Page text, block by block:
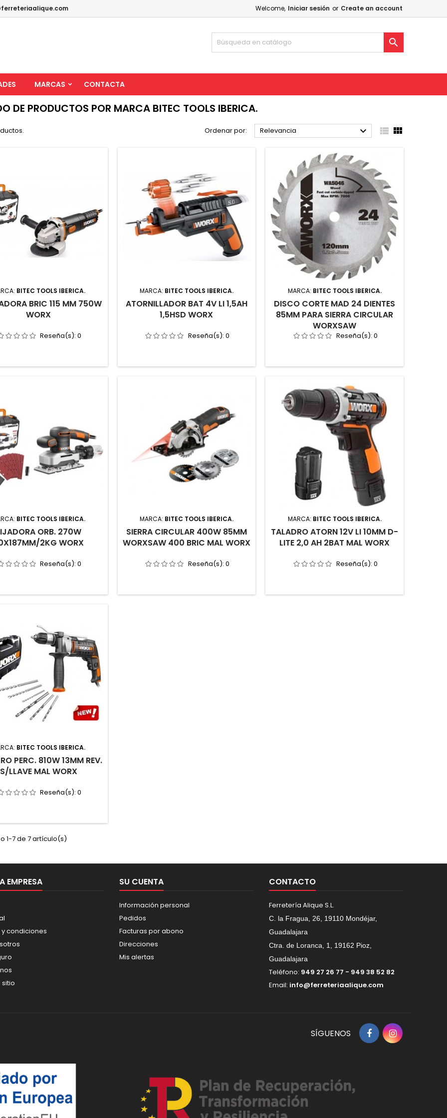
Welcome, Iniciar sesión or Create an account

MARCAS CONTACTA
DE PRODUCTOS POR MARCA BITEC TOOLS IBERICA.
Ordenar por: Relevancia   
BITEC TOOLS IBERICA.
BRIC 115 MM 750W
WORX
Reseña(s):0
MARCA: BITEC TOOLS IBERICA.
ATORNILLADOR BAT 4V LI 1,5AH
1,5HSD WORX
Reseña(s): 0
MARCA: BITEC TOOLS IBERICA.
DISCO CORTE MAD 24 DIENTES
85MM PARA SIERRA CIRCULAR
WORXSAW
Reseña(s): 0
BITEC TOOLS IBERICA.
ORB. 270W
2KG WORX
Reseña(s):0
MARCA: BITEC TOOLS IBERICA.
SIERRA CIRCULAR 400W 85MM
WORXSAW 400 BRIC MAL WORX
Reseña(s): 0
MARCA: BITEC TOOLS IBERICA.
TALADRO ATORN 12V LI 10MM D-
LITE 2,0 AH 2BAT MAL WORX
Reseña(s): 0
BITEC TOOLS IBERICA.
PERC. 810W 13MM REV.
S/LLAVE MAL WORX
Reseña(s):0
1-7 de 7 artículo(s)
EMPRESA
condiciones
SU CUENTA
Información personal
Pedidos
Facturas por abono
Direcciones
Mis alertas
CONTACTO
Ferretería Alique S.L.
C. la Fragua, 26, 19110 Mondéjar,
Guadalajara
Ctra. de Loranca, 1, 19162 Pioz,
Guadalajara
Teléfono: 949 27 26 77 - 949 38 52 82
Email: info@ferreteriaalique.com
SÍGUENOS